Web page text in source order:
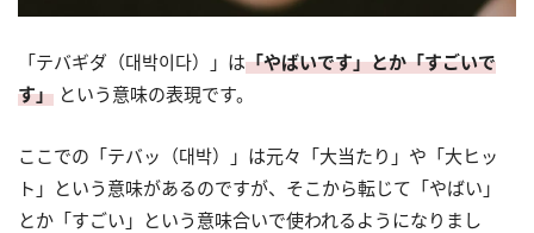
「テバギダ（대박이다）」は「やばいです」とか「すごいで
す」 という意味の表現です。
ここでの「テバッ（대박）」は元々「大当たり」や「大ヒッ
ト」という意味があるのですが、そこから転じて「やばい」
とか「すごい」という意味合いで使われるようになりまし